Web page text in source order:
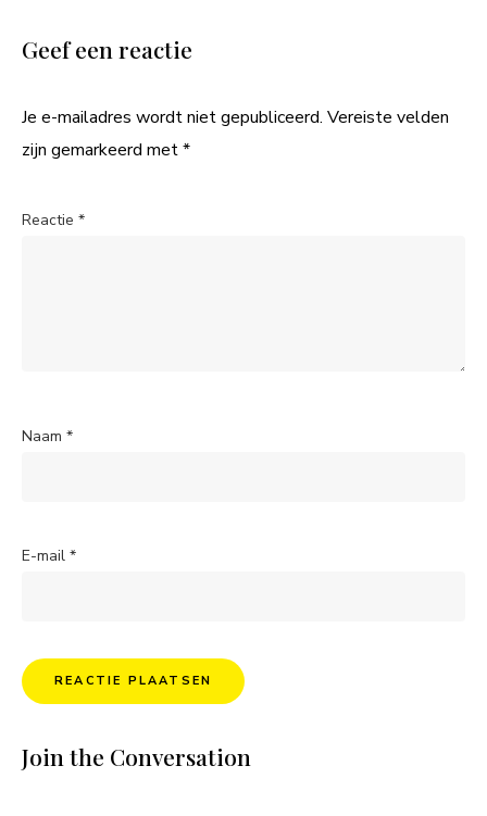
Geef een reactie
Je e-mailadres wordt niet gepubliceerd. Vereiste velden
zijn gemarkeerd met*
Reactie *
Naam *
E-mail *
Join the Conversation